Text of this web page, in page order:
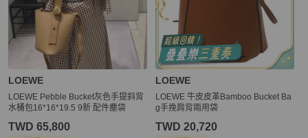
LOEWE
LOEWE Pebble Bucket灰色手提斜背
水桶包16*16*19.5 9新 配件塵袋
TWD 65,800
LOEWE
LOEWE 牛皮皮革Bamboo Bucket Ba
g手挽肩背兩用袋
TWD 20,720